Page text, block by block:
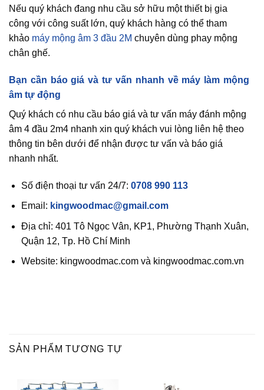
Nếu quý khách đang nhu cầu sở hữu một thiết bị gia
công với công suất lớn, quý khách hàng có thể tham
khảo máy mộng âm 3 đầu 2M chuyên dùng phay mộng
chân ghế.
Bạn cần báo giá và tư vấn nhanh về máy làm mộng
âm tự động
Quý khách có nhu cầu báo giá và tư vấn máy đánh mộng
âm 4 đầu 2m4 nhanh xin quý khách vui lòng liên hệ theo
thông tin bên dưới để nhận được tư vấn và báo giá
nhanh nhất.
Số điện thoại tư vấn 24/7: 0708 990 113
Email: kingwoodmac@gmail.com
Địa chỉ: 401 Tô Ngọc Vân, KP1, Phường Thạnh Xuân,
Quận 12, Tp. Hồ Chí Minh
Website: kingwoodmac.com và kingwoodmac.com.vn
SẢN PHẨM TƯƠNG TỰ